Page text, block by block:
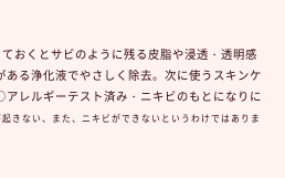
おくとサビのように残る皮脂や浸透・透明感
る浄化液でやさしく除去。次に使うスキンケ
アレルギーテスト済み・ニキビのもとになりに
きない、また、ニキビができないというわけではありま